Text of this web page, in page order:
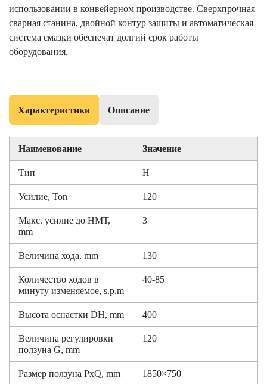
использовании в конвейерном производстве. Сверхпрочная
сварная станина, двойной контур защиты и автоматическая
система смазки обеспечат долгий срок работы
оборудования.
Характеристики Описание
Наименование Значение
Тип H
Усилие, Ton 120
Макс. усилие до НМТ,
mm
3
Величина хода, mm 130
Количество ходов в
минуту изменяемое, s.p.m
40-85
Высота оснастки DH, mm 400
Величина регулировки
ползуна G, mm
120
Размер ползуна PxQ, mm 1850×750